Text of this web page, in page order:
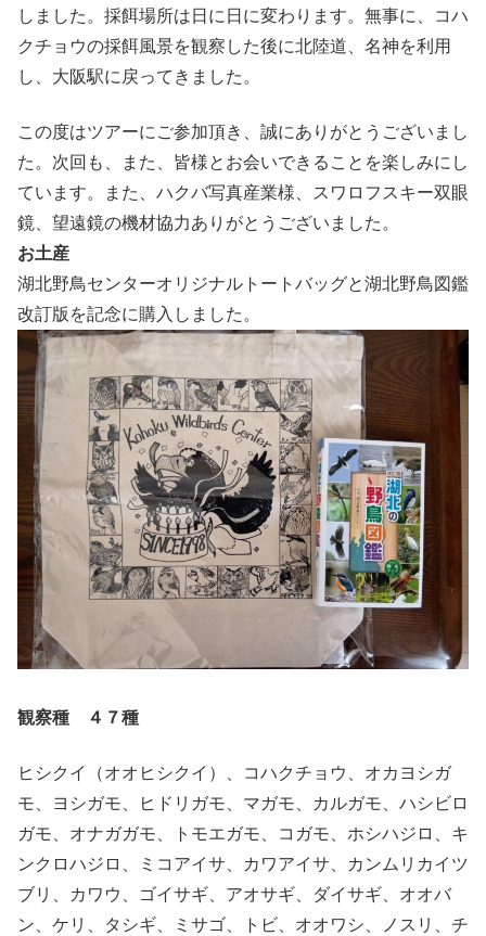
しました。採餌場所は日に日に変わります。無事に、コハ
クチョウの採餌風景を観察した後に北陸道、名神を利用
し、大阪駅に戻ってきました。
この度はツアーにご参加頂き、誠にありがとうございまし
た。次回も、また、皆様とお会いできることを楽しみにし
ています。また、ハクバ写真産業様、スワロフスキー双眼
鏡、望遠鏡の機材協力ありがとうございました。
お土産
湖北野鳥センターオリジナルトートバッグと湖北野鳥図鑑
改訂版を記念に購入しました。
観察種 ４７種
ヒシクイ（オオヒシクイ）、コハクチョウ、オカヨシガ
モ、ヨシガモ、ヒドリガモ、マガモ、カルガモ、ハシビロ
ガモ、オナガガモ、トモエガモ、コガモ、ホシハジロ、キ
ンクロハジロ、ミコアイサ、カワアイサ、カンムリカイツ
ブリ、カワウ、ゴイサギ、アオサギ、ダイサギ、オオバ
ン、ケリ、タシギ、ミサゴ、トビ、オオワシ、ノスリ、チ